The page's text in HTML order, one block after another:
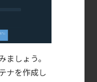
ましょう。
ナを作成し